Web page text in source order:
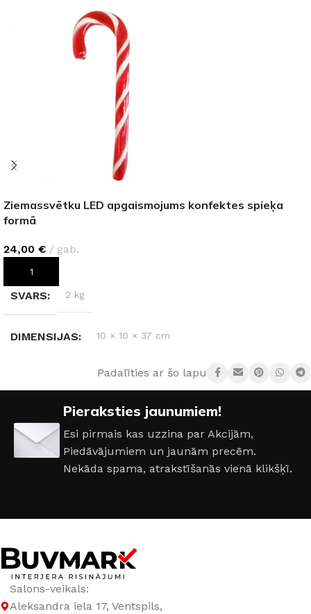
Ziemassvētku LED apgaismojums konfektes spieķa
formā
24,00 € gab.
PIEVIENOT GROZAM
SVARS 2 kg
DIMENSIJAS 10 × 10 × 37 cm
AIZSARDZĪBAS KLASE IP65
GAISMAS TEMPERATŪRA 3000 K (silti balta)
Padalīties ar šo lapu:
Pieraksties jaunumiem!
Esi pirmais kas uzzina par Akcijām,
Piedāvājumiem un jaunām precēm.
Nekāda spama, atrakstīšanās vienā klikšķī.
Salons-veikals:
Aleksandra iela 17, Ventspils,